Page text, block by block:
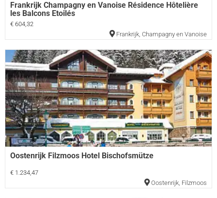
Frankrijk Champagny en Vanoise Résidence Hôtelière
les Balcons Etoilés
€ 604,32
Frankrijk, Champagny en Vanoise
Oostenrijk Filzmoos Hotel Bischofsmütze
€ 1.234,47
Oostenrijk, Filzmoos